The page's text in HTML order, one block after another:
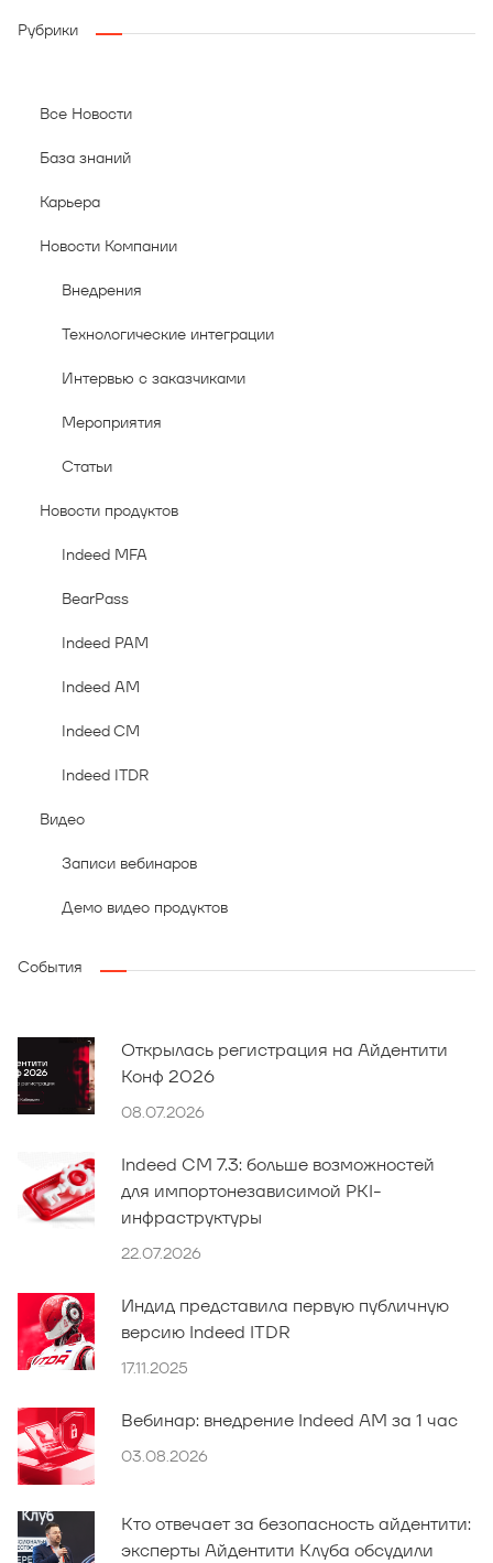
Рубрики
Все Новости
База знаний
Карьера
Новости Компании
Внедрения
Технологические интеграции
Интервью с заказчиками
Мероприятия
Статьи
Новости продуктов
Indeed MFA
BearPass
Indeed PAM
Indeed AM
Indeed CM
Indeed ITDR
Видео
Записи вебинаров
Демо видео продуктов
События
Открылась регистрация на Айдентити
Конф 2026
08.07.2026
Indeed CM 7.3: больше возможностей
для импортонезависимой PKI-
инфраструктуры
22.07.2026
Индид представила первую публичную
версию Indeed ITDR
17.11.2025
Вебинар: внедрение Indeed AM за 1 час
03.08.2026
Кто отвечает за безопасность айдентити:
эксперты Айдентити Клуба обсудили